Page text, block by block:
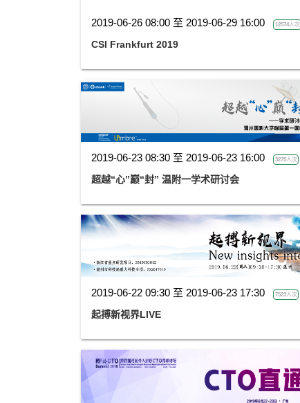
2019-06-26 08:00 至 2019-06-29 16:00 12574人次
CSI Frankfurt 2019
2019-06-23 08:30 至 2019-06-23 16:00 3275人次
超越“心”巅“封” 温附一学术研讨会
2019-06-22 09:30 至 2019-06-23 17:30 7523人次
起搏新视界LIVE